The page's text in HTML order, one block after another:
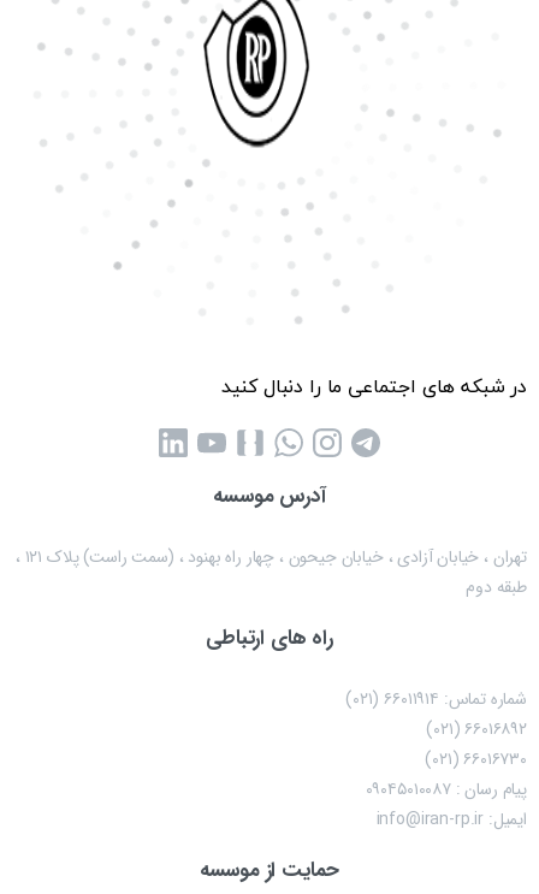
در شبکه های اجتماعی ما را دنبال کنید
آدرس موسسه
تهران ، خیابان آزادی ، خیابان جیحون ، چهار راه بهنود ، (سمت راست) پلاک ۱۲۱ ،
طبقه دوم
راه های ارتباطی
شماره تماس: ۶۶۰۱۱۹۱۴ (۰۲۱)
۶۶۰۱۶۸۹۲ (۰۲۱)
۶۶۰۱۶۷۳۰ (۰۲۱)
پیام رسان : ۰۹۰۴۵۰۱۰۰۸۷
ایمیل: info@iran-rp.ir
حمایت از موسسه